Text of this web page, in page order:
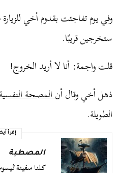
وفي يوم تفاجئت بقدوم أخي
ستخرجين قريبًا.
قلت واجمة: أنا لا أريد الخروج!
ذهل أخي وقال أنالمصحة
الطويلة.
إقرأ
المصطبة
كلنا سفينة